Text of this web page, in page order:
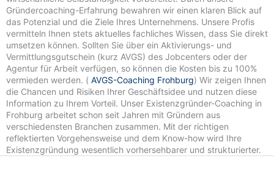
Gründercoaching-Erfahrung bewahren wir einen klaren Blick auf
das Potenzial und die Ziele Ihres Unternehmens. Unsere Profis
vermitteln Ihnen stets aktuelles fachliches Wissen, dass Sie direkt
umsetzen können. Sollten Sie über ein Aktivierungs- und
Vermittlungsgutschein (kurz AVGS) des Jobcenters oder der
Agentur für Arbeit verfügen, so können die Kosten bis zu 100%
vermieden werden. ( AVGS-Coaching Frohburg) Wir zeigen Ihnen
die Chancen und Risiken Ihrer Geschäftsidee und nutzen diese
Information zu Ihrem Vorteil. Unser Existenzgründer-Coaching in
Frohburg arbeitet schon seit Jahren mit Gründern aus
verschiedensten Branchen zusammen. Mit der richtigen
reflektierten Vorgehensweise und dem Know-how wird Ihre
Existenzgründung wesentlich vorhersehbarer und strukturierter.